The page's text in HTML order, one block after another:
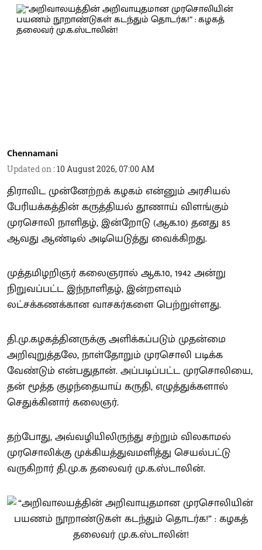
Chennamani
Updated on :10 August 2026, 07:00 AM
திராவிட முன்னேற்றக் கழகம் என்னும் அரசியல்
பேரியக்கத்தின் கருத்தியல் தூணாய் விளங்கும்
முரசொலி நாளிதழ், இன்றோடு (ஆக.10) தனது 85
ஆவது ஆண்டில் அடியெடுத்து வைக்கிறது.
முத்தமிழறிஞர் கலைஞரால் ஆக.10, 1942 அன்று
நிறுவப்பட்ட இந்நாளிதழ், இன்றளவும்
லட்சக்கணக்கான வாசகர்களை பெற்றுள்ளது.
தி.மு.கழகத்தினருக்கு அளிக்கப்படும் முதன்மை
அறிவுறுத்தலே, நாள்தோறும் முரசொலி படிக்க
வேண்டும் என்பதுதான். அப்படிப்பட்ட முரசொலியை,
தன் மூத்த குழந்தையாய் கருதி, எழுத்துக்களால்
செதுக்கினார் கலைஞர்.
தற்போது, அவ்வழியிலிருந்து சற்றும் விலகாமல்
முரசொலிக்கு முக்கியத்துவமளித்து செயல்பட்டு
வருகிறார் தி.மு.க தலைவர் மு.க.ஸ்டாலின்.